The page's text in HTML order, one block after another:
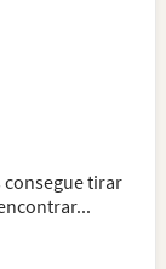
consegue tirar